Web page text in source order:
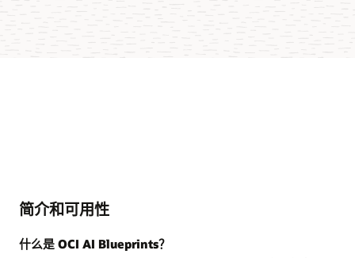
简介和可用性
什么是 OCI AI Blueprints？